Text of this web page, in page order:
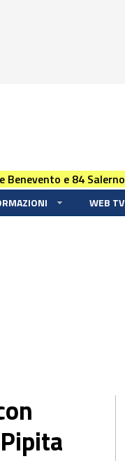
Benevento e 84 Salerno
WEB TV